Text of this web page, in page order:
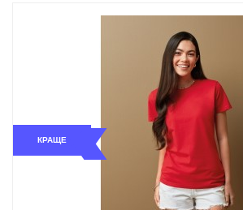
КРАЩЕ